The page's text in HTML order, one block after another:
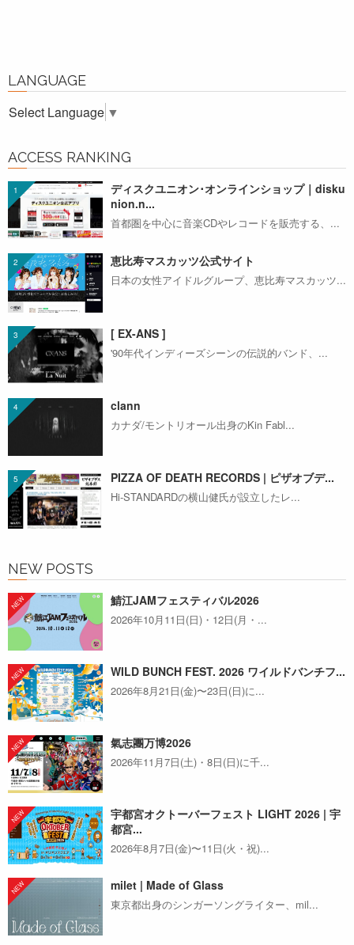
LANGUAGE
Select Language ▼
ACCESS RANKING
ディスクユニオン･オンラインショップ｜disku
nion.n...
首都圏を中心に音楽CDやレコードを販売する、...
恵比寿マスカッツ公式サイト
日本の女性アイドルグループ、恵比寿マスカッツ...
[ EX-ANS ]
'90年代インディーズシーンの伝説的バンド、...
clann
カナダ/モントリオール出身のKin Fabl...
PIZZA OF DEATH RECORDS | ピザオブデ...
Hi-STANDARDの横山健氏が設立したレ...
NEW POSTS
鯖江JAMフェスティバル2026
2026年10月11日(日)・12日(月・...
WILD BUNCH FEST. 2026 ワイルドバンチフ...
2026年8月21日(金)〜23日(日)に...
氣志團万博2026
2026年11月7日(土)・8日(日)に千...
宇都宮オクトーバーフェスト LIGHT 2026 | 宇
都宮...
2026年8月7日(金)〜11日(火・祝)...
milet | Made of Glass
東京都出身のシンガーソングライター、mil...